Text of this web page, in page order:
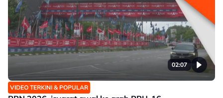
02:07
VIDEO TERKINI & POPULAR